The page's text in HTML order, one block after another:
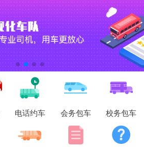
电话约车 会务包车 校务包车